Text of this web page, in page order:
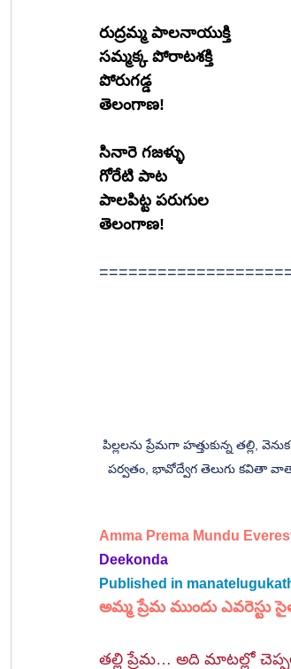
రుద్రమ్మ పాలనాయుక్తి
సమ్మక్క పోరాటశక్తి
పోరుగడ్డ
తెలంగాణ!
సినారె గజళ్ళు
గోరేటి పాట
పాలపిట్ట పరుగుల
తెలంగాణ!
పిల్లలను ప్రేమగా హత్తుకున్న తల్లి, వెనుక
పర్వతం, భావోద్వేగ తెలుగు కవితా
Amma Prema Mundu
Deekonda
Published in
అమ్మ ప్రేమ ముందు ఎవరెస్టు
తల్లి ప్రేమ… అది మాటల్లో